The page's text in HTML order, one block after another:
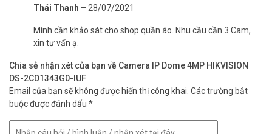
Thái Thanh – 28/07/2021
Mình cần khảo sát cho shop quần áo. Nhu cầu cần 3 Cam,
xin tư vấn ạ.
Chia sẻ nhận xét của bạn về Camera IP Dome 4MP HIKVISION
DS-2CD1343G0-IUF
Email của bạn sẽ không được hiển thị công khai. Các trường bắt
buộc được đánh dấu *